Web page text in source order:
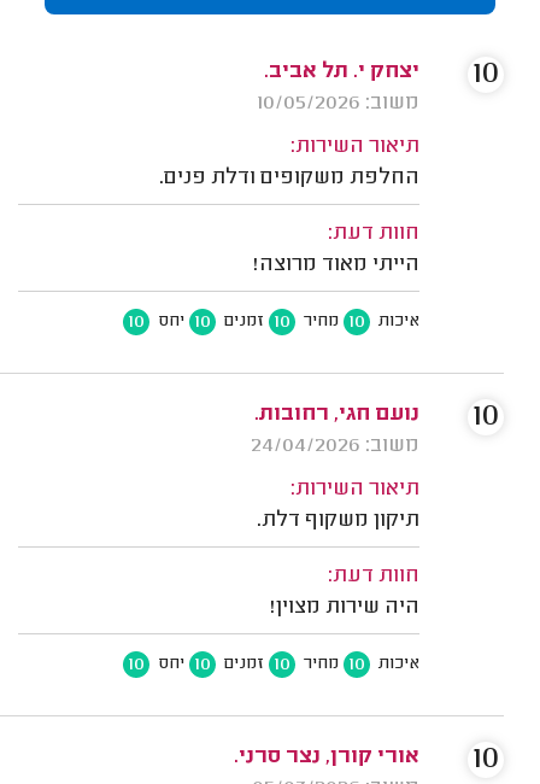
יצחק י. תל אביב.
משוב: 10/05/2026
תיאור השירות:
החלפת משקופים ודלת פנים.
חוות דעת:
הייתי מאוד מרוצה!
איכות 10 מחיר 10 זמנים 10 יחס 10
10
נועם חגי, רחובות.
משוב: 24/04/2026
תיאור השירות:
תיקון משקוף דלת.
חוות דעת:
היה שירות מצוין!
איכות 10 מחיר 10 זמנים 10 יחס 10
10
אורי קורן, נצר סרני.
10